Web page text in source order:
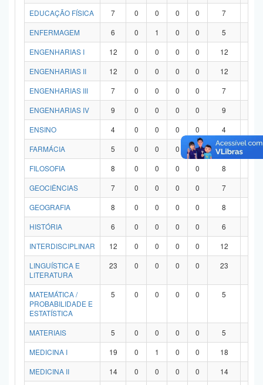
EDUCAÇÃO FÍSICA
7 0 0 0 0 7
ENFERMAGEM
6 0 1 0 0 5
ENGENHARIAS I
12 0 0 0 0 12
ENGENHARIAS II
12 0 0 0 0 12
ENGENHARIAS III
7 0 0 0 0 7
ENGENHARIAS IV
9 0 0 0 0 9
ENSINO
4 0 0 0 0 4
FARMÁCIA
5 0 0 0 0 5
0
FILOSOFIA
8 0 0 0 0 8
GEOCIÊNCIAS
7 0 0 0 0 7
GEOGRAFIA
8 0 0 0 0 8
HISTÓRIA
6 0 0 0 0 6
INTERDISCIPLINAR
12 0 0 0 0 12
LINGUÍSTICA E
LITERATURA
23 0 0 0 0 23
MATEMÁTICA /
PROBABILIDADE E
ESTATÍSTICA
5 0 0 0 0 5
MATERIAIS 5 0 0 0 0 5
MEDICINA I
19 0 1 0 0 18
MEDICINA II
14 0 0 0 0 14